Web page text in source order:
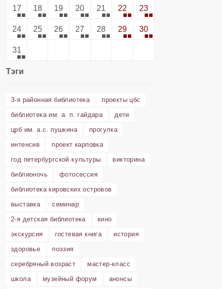
17 18 19 20 21 22 23
24 25 26 27 28 29 30
31
Тэги
3-я районная библиотека
проекты цбс
библиотека им. а. п. гайдара
дети
црб им. а.с. пушкина
прогулка
интенсив
проект карповка
год петербургской культуры
викторина
библионочь
фотосессия
библиотека кировских островов
выставка
семинар
2-я детская библиотека
кино
экскурсия
гостевая книга
история
здоровье
поэзия
серебряный возраст
мастер-класс
школа
музейный форум
анонсы